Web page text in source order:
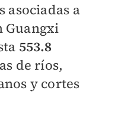
asociadas a
Guangxi
553.8
de ríos,
y cortes